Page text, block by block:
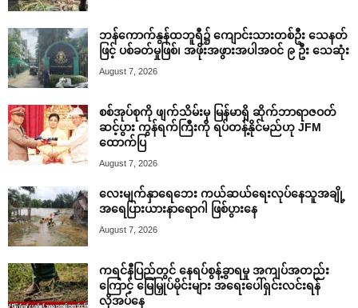
ဘန်ကောက်နွန်ထဘူရီ၌ ကျောင်းသားတစ်ဦး သေနတ်
ဖြင့် ပစ်ခတ်မှုဖြစ်၊ အဖိုးအဖွားအပါအဝင် ၉ ဦး သေဆုံး
August 7, 2026
စစ်အုပ်စုကို ဖျက်သိမ်းမှ မြန်မာရှိ ဆိုက်ဘာရာဇဝတ်
ဆင့်ပွား ကွန်ရက်ကြီးကို ရပ်တန့်နိုင်မည်ဟု JFM
ထောက်ပြ
August 7, 2026
လေးမျက်နှာရေဘေး ကယ်ဆယ်ရေးလုပ်နေသူအချို့
အရေပြားယားနာရောဂါ ဖြစ်ပွားနေ
August 7, 2026
ကရင်နီပြည်တွင် နေရပ်စွန့်ခွာရမှု အကျပ်အတည်း
ကြောင့် မြေမြှုပ်မိုင်းများ အရေးပေါ်ရှင်းလင်းရန်
လိုအပ်နေ